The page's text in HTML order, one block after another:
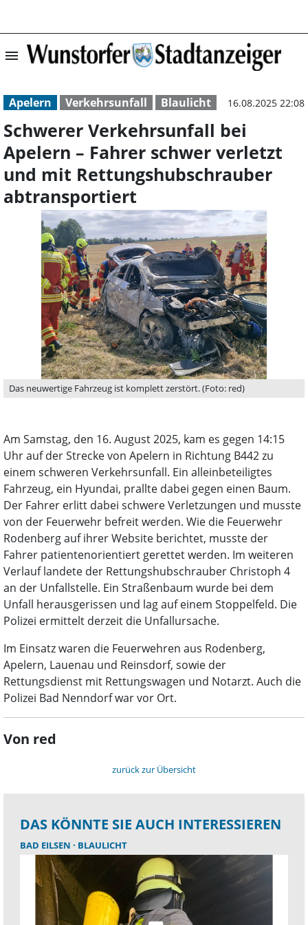
menu Schwerer
Apelern Verkehrsunfall Blaulicht 16.08.2025 22:08
Schwerer Verkehrsunfall bei
Apelern – Fahrer schwer verletzt
und mit Rettungshubschrauber
abtransportiert
Das neuwertige Fahrzeug ist komplett zerstört. (Foto: red)
Am Samstag, den 16. August 2025, kam es gegen 14:15
Uhr auf der Strecke von Apelern in Richtung B442 zu
einem schweren Verkehrsunfall. Ein alleinbeteiligtes
Fahrzeug, ein Hyundai, prallte dabei gegen einen Baum.
Der Fahrer erlitt dabei schwere Verletzungen und musste
von der Feuerwehr befreit werden. Wie die Feuerwehr
Rodenberg auf ihrer Website berichtet, musste der
Fahrer patientenorientiert gerettet werden. Im weiteren
Verlauf landete der Rettungshubschrauber Christoph 4
an der Unfallstelle. Ein Straßenbaum wurde bei dem
Unfall herausgerissen und lag auf einem Stoppelfeld. Die
Polizei ermittelt derzeit die Unfallursache.
Im Einsatz waren die Feuerwehren aus Rodenberg,
Apelern, Lauenau und Reinsdorf, sowie der
Rettungsdienst mit Rettungswagen und Notarzt. Auch die
Polizei Bad Nenndorf war vor Ort.
Von red
zurück zur Übersicht
DAS KÖNNTE SIE AUCH INTERESSIEREN
BAD EILSEN BLAULICHT